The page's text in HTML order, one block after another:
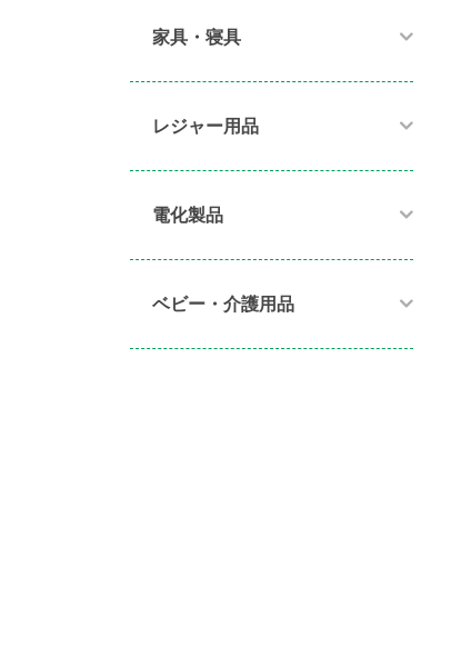
家具・寝具​
レジャー用品
電化製品​
ベビー・介護用品​